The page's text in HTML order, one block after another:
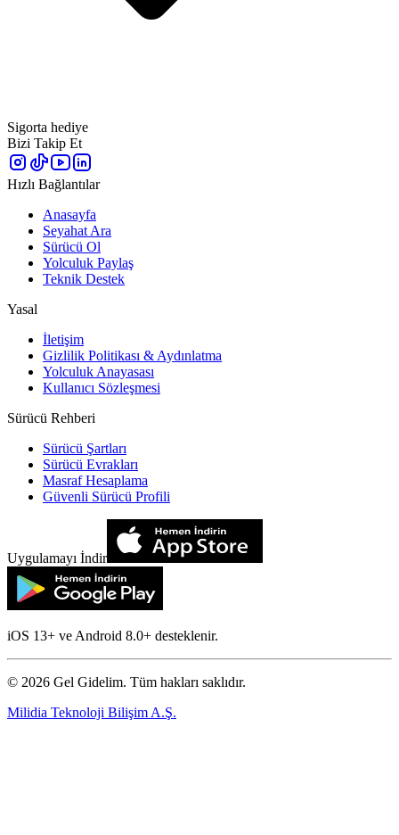
Sigorta hediye
Bizi Takip Et
Hızlı Bağlantılar
Anasayfa
Seyahat Ara
Sürücü Ol
Yolculuk Paylaş
Teknik Destek
Yasal
İletişim
Gizlilik Politikası & Aydınlatma
Yolculuk Anayasası
Kullanıcı Sözleşmesi
Sürücü Rehberi
Sürücü Şartları
Sürücü Evrakları
Masraf Hesaplama
Güvenli Sürücü Profili
Uygulamayı İndir
iOS 13+ ve Android 8.0+ desteklenir.
© 2026 Gel Gidelim. Tüm hakları saklıdır.
Milidia Teknoloji Bilişim A.Ş.